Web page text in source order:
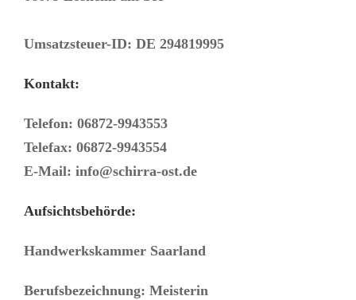
Umsatzsteuer-ID: DE 294819995
Kontakt:
Telefon: 06872-9943553
Telefax: 06872-9943554
E-Mail: info@schirra-ost.de
Aufsichtsbehörde:
Handwerkskammer Saarland
Berufsbezeichnung: Meisterin